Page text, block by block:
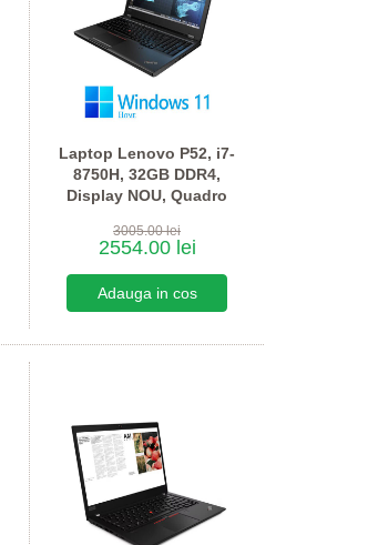
Laptop Lenovo P52, i7-
8750H, 32GB DDR4,
Display NOU, Quadro
3005.00 lei
2554.00 lei